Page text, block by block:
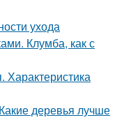
ухода
Клумба, как с
Характеристика
деревья лучше